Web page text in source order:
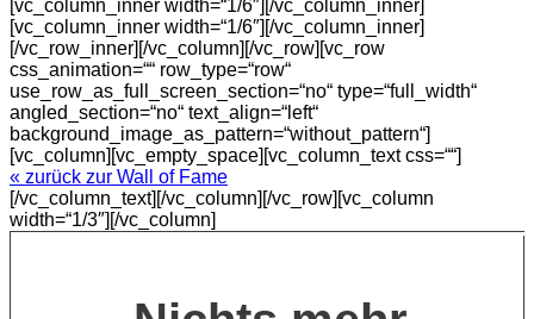
[vc_column_inner width=“1/6″][/vc_column_inner]
[vc_column_inner width=“1/6″][/vc_column_inner]
[/vc_row_inner][/vc_column][/vc_row][vc_row
css_animation=““ row_type=“row“
use_row_as_full_screen_section=“no“ type=“full_width“
angled_section=“no“ text_align=“left“
background_image_as_pattern=“without_pattern“]
[vc_column][vc_empty_space][vc_column_text css=““]
« zurück zur Wall of Fame
[/vc_column_text][/vc_column][/vc_row][vc_column
width=“1/3″][/vc_column]